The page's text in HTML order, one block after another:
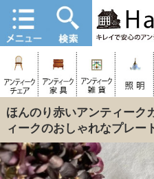
ほんのり赤いアンティーク
ィークのおしゃれなプレー